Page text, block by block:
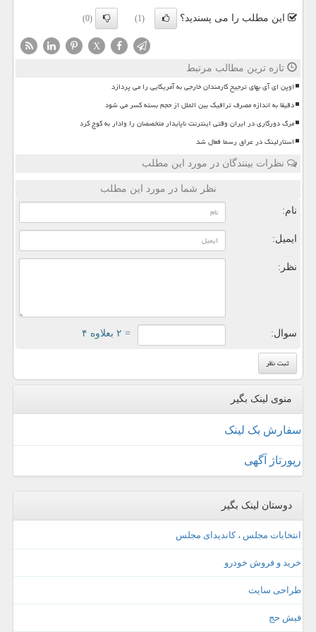
این مطلب را می پسندید؟ (1)
(0)
X
تازه ترین مطالب مرتبط
اوپن ای آی بهای ترجیح کارمندان خارجی به آمریکایی را می پردازد
دقیقا به اندازه مصرف ترافیک بین الملل از حجم بسته کسر می شود
مرگ دورکاری در ایران وقتی اینترنت ناپایدار متخصصان را وادار به کوچ کرد
استارلینک در عراق رسما فعال شد
نظرات بینندگان در مورد این مطلب
نظر شما در مورد این مطلب
نام:
ایمیل:
نظر:
سوال: = ۲ بعلاوه ۴
منوی لینک بگیر
سفارش بک لینک
رپورتاژ آگهی
دوستان لینک بگیر
انتخابات مجلس ، کاندیدای مجلس
خرید و فروش خودرو
طراحی سایت
فیش حج